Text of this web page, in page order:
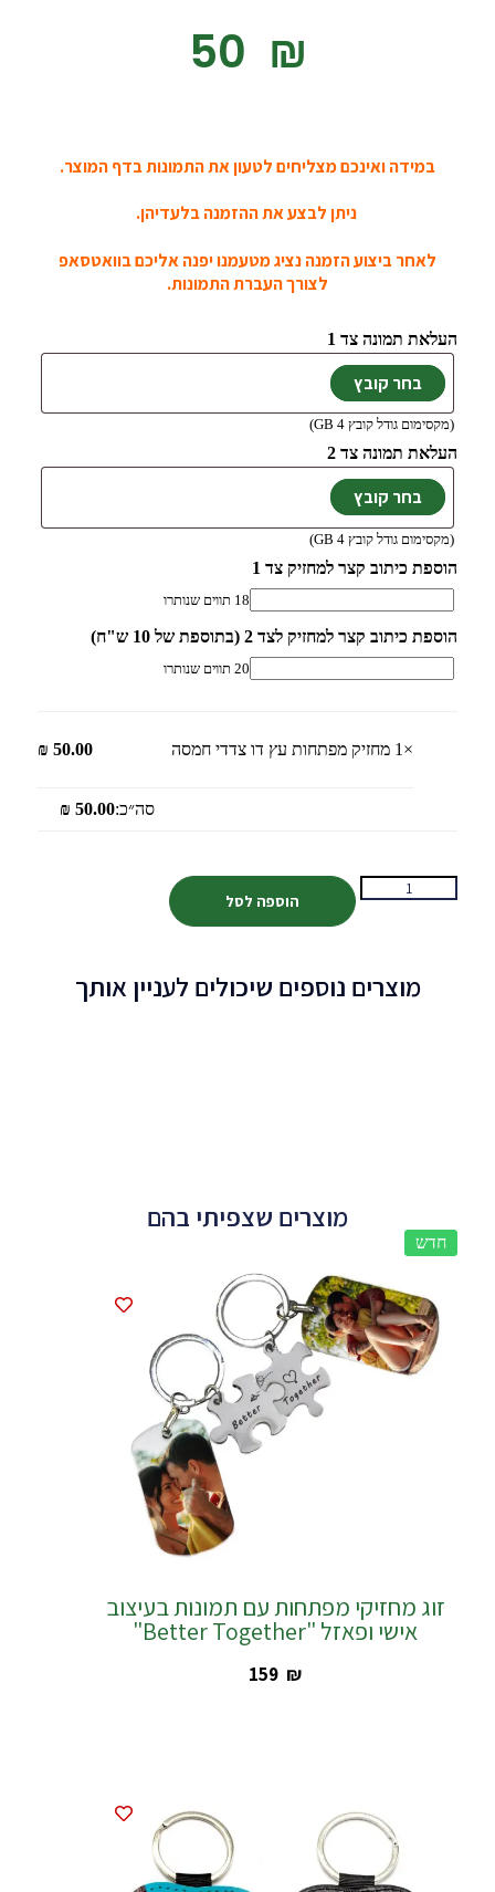
‎50 ₪
במידה ואינכם מצליחים לטעון את התמונות בדף המוצר.
ניתן לבצע את ההזמנה בלעדיהן.
לאחר ביצוע הזמנה נציג מטעמנו יפנה אליכם בוואטסאפ
לצורך העברת התמונות.
העלאת תמונה צד 1
(מקסימום גודל קובץ 4 GB)
העלאת תמונה צד 2
(מקסימום גודל קובץ 4 GB)
הוספת כיתוב קצר למחזיק צד 1
18 תווים שנותרו
הוספת כיתוב קצר למחזיק לצד 2 (בתוספת של 10 ש"ח)
20תווים שנותרו
×1 מחזיק מפתחות עץ דו צדדי חמסה ₪ 50.00
סה״כ: ₪ 50.00
הוספה לסל
מוצרים נוספים שיכולים לעניין אותך
מוצרים שצפיתי בהם
חדש
חדש
זוג מחזיקי מפתחות עם תמונות בעיצוב
אישי ופאזל "Better Together"
‎159 ₪